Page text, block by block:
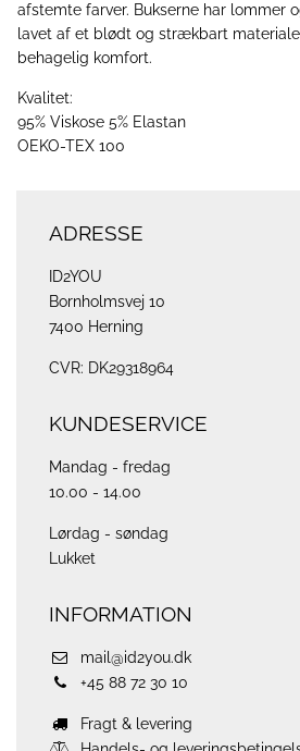
afstemte farver. Bukserne har lommer
lavet af et blødt og strækbart
behagelig komfort.
Kvalitet:
95% Viskose 5% Elastan
OEKO-TEX 100
ADRESSE
ID2YOU
Bornholmsvej 10
7400 Herning
CVR: DK29318964
KUNDESERVICE
Mandag - fredag
10.00 - 14.00
Lørdag - søndag
Lukket
INFORMATION
mail@id2you.dk
+45 88 72 30 10
Fragt & levering